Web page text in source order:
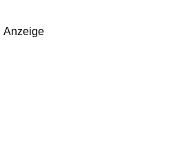
Anzeige